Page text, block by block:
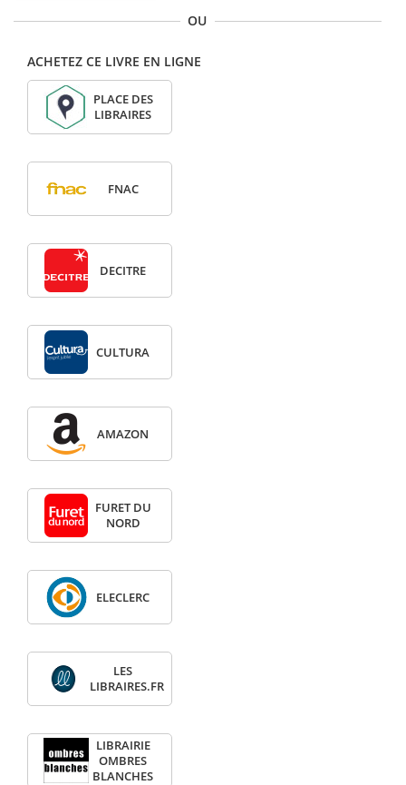
OU
ACHETEZ CE LIVRE EN LIGNE
PLACE DES
LIBRAIRES
FNAC
DECITRE
CULTURA
AMAZON
FURET DU
NORD
ELECLERC
LES
LIBRAIRES.FR
LIBRAIRIE
OMBRES
BLANCHES